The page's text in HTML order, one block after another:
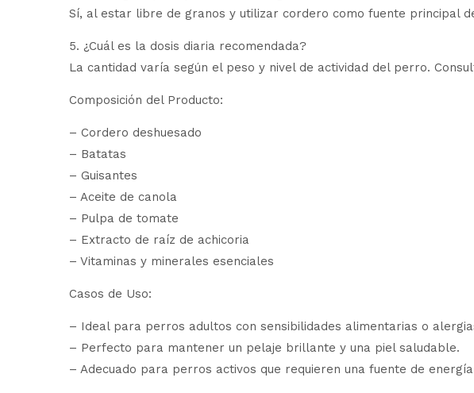
Sí, al estar libre de granos y utilizar cordero como fuente principal
5. ¿Cuál es la dosis diaria recomendada?
La cantidad varía según el peso y nivel de actividad del perro.
Composición del Producto:
– Cordero deshuesado
– Batatas
– Guisantes
– Aceite de canola
– Pulpa de tomate
– Extracto de raíz de achicoria
– Vitaminas y minerales esenciales
Casos de Uso:
– Ideal para perros adultos con sensibilidades alimentarias o
– Perfecto para mantener un pelaje brillante y una piel saludable.
– Adecuado para perros activos que requieren una fuente de